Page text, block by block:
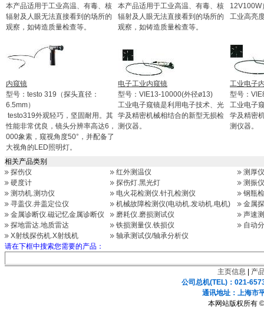
本产品适用于工业高温、有毒、核
辐射及人眼无法直接看到的场所的
观察，如铸造质量检查等。
本产品适用于工业高温、有毒、核
辐射及人眼无法直接看到的场所的
观察，如铸造质量检查等。
12V100W
工业高亮
内窥镜
型号：testo 319（探头直径：
6.5mm）
testo319外观轻巧，坚固耐用。其
性能非常优良，镜头分辨率高达6，
000象素，窥视角度50°，并配备了
大视角的LED照明灯。
电子工业内窥镜
型号：VIE13-10000(外径ø13)
工业电子窥镜是利用电子技术、光
学及精密机械相结合的新型无损检
测仪器。
工业电子
型号：
工业电子
学及精密
测仪器。
相关产品类别
探伤仪
红外测温仪
测厚仪
硬度计
探伤灯.黑光灯
测振
测功机.测功仪
电火花检测仪.针孔检测仪
钢瓶
寻盖仪.井盖定位仪
机械故障检测仪(电动机.发动机.电机)
金属
金属诊断仪.磁记忆金属诊断仪
磨耗仪.磨损测试仪
声速
探地雷达.地质雷达
铁损测量仪.铁损仪
自动
X射线探伤机.X射线机
轴承测试仪/轴承分析仪
请在下框中搜索您需要的产品：
主页信息
产
公司总机(TEL)：021-
通讯地址：上海
本网站版权所有